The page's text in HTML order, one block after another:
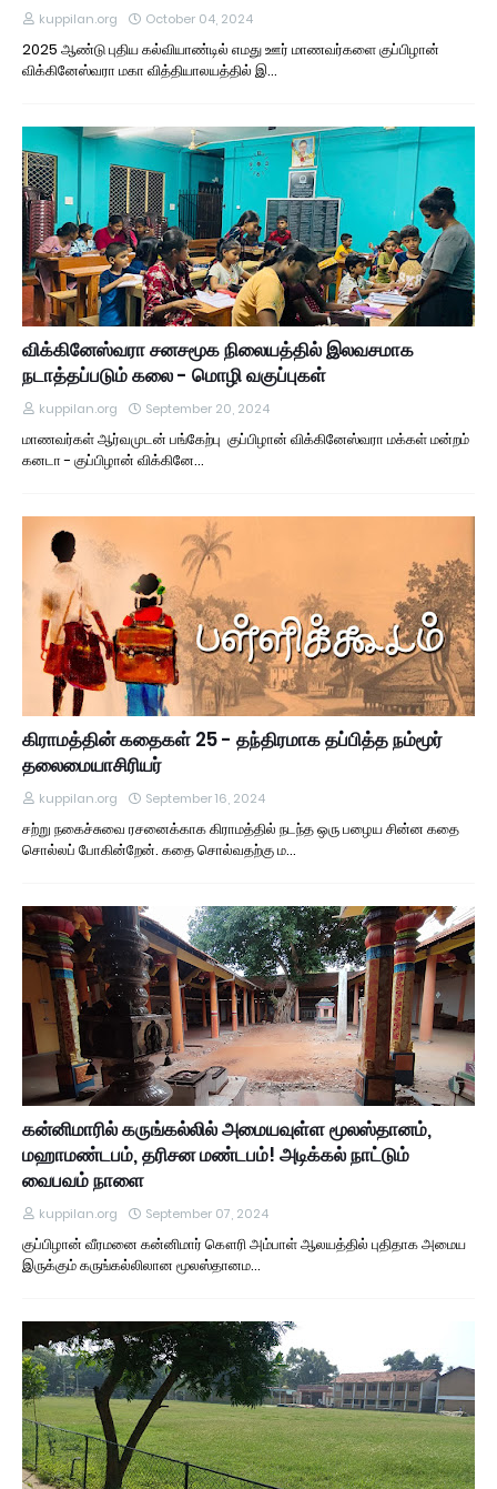
kuppilan.org October 04, 2024
2025 ஆண்டு புதிய கல்வியாண்டில் எமது ஊர் மாணவர்களை குப்பிழான்
விக்கினேஸ்வரா மகா வித்தியாலயத்தில் இ…
விக்கினேஸ்வரா சனசமூக நிலையத்தில் இலவசமாக
நடாத்தப்படும் கலை - மொழி வகுப்புகள்
kuppilan.org September 20, 2024
மாணவர்கள் ஆர்வமுடன் பங்கேற்பு குப்பிழான் விக்கினேஸ்வரா மக்கள் மன்றம்
கனடா - குப்பிழான் விக்கினே…
கிராமத்தின் கதைகள் 25 - தந்திரமாக தப்பித்த நம்மூர்
தலைமையாசிரியர்
kuppilan.org September 16, 2024
சற்று நகைச்சுவை ரசனைக்காக கிராமத்தில் நடந்த ஒரு பழைய சின்ன கதை
சொல்லப் போகின்றேன். கதை சொல்வதற்கு ம…
கன்னிமாரில் கருங்கல்லில் அமையவுள்ள மூலஸ்தானம்,
மஹாமண்டபம், தரிசன மண்டபம்! அடிக்கல் நாட்டும்
வைபவம் நாளை
kuppilan.org September 07, 2024
குப்பிழான் வீரமனை கன்னிமார் கௌரி அம்பாள் ஆலயத்தில் புதிதாக அமைய
இருக்கும் கருங்கல்லிலான மூலஸ்தானம…